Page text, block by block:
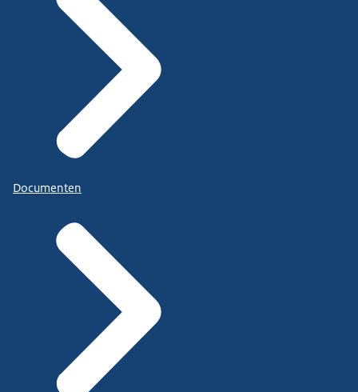
Documenten